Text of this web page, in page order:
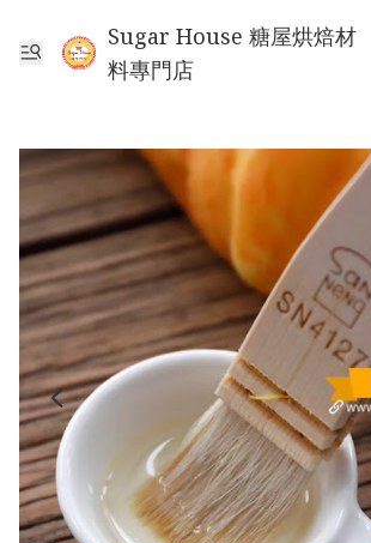
Sugar House 糖屋烘焙材
料專門店